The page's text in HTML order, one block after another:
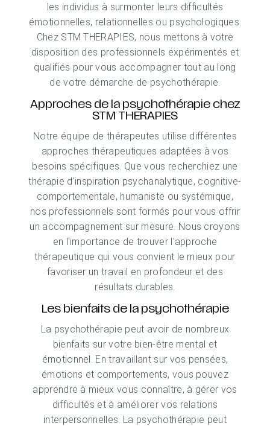
les individus à surmonter leurs difficultés
émotionnelles, relationnelles ou psychologiques.
Chez STM THERAPIES, nous mettons à votre
disposition des professionnels expérimentés et
qualifiés pour vous accompagner tout au long
de votre démarche de psychothérapie.
Approches de la psychothérapie chez
STM THERAPIES
Notre équipe de thérapeutes utilise différentes
approches thérapeutiques adaptées à vos
besoins spécifiques. Que vous recherchiez une
thérapie d'inspiration psychanalytique, cognitive-
comportementale, humaniste ou systémique,
nos professionnels sont formés pour vous offrir
un accompagnement sur mesure. Nous croyons
en l'importance de trouver l'approche
thérapeutique qui vous convient le mieux pour
favoriser un travail en profondeur et des
résultats durables.
Les bienfaits de la psychothérapie
La psychothérapie peut avoir de nombreux
bienfaits sur votre bien-être mental et
émotionnel. En travaillant sur vos pensées,
émotions et comportements, vous pouvez
apprendre à mieux vous connaître, à gérer vos
difficultés et à améliorer vos relations
interpersonnelles. La psychothérapie peut